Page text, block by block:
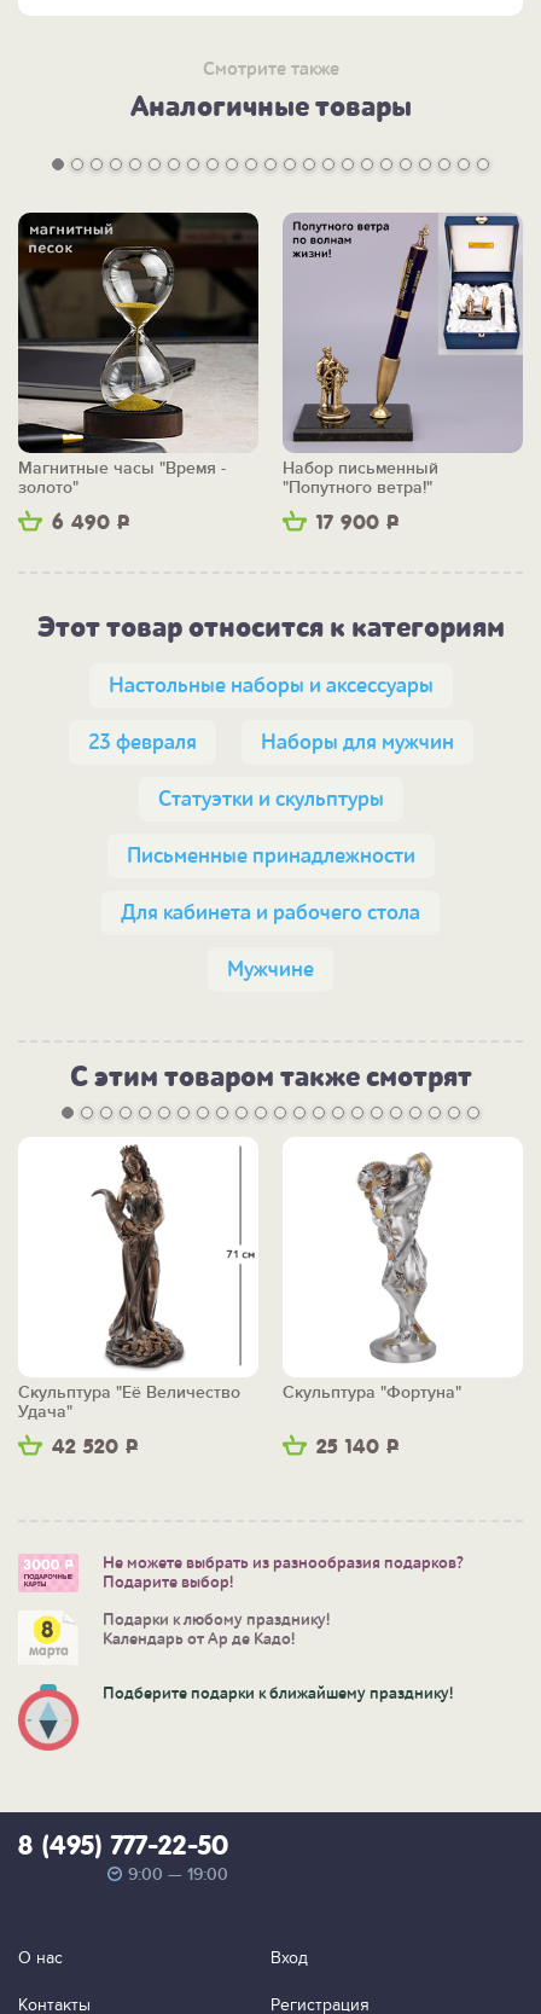
Смотрите также
Аналогичные товары
6 490 Р
Магнитные часы "Время -
золото"
17 900 Р
Набор письменный
"Попутного ветра!"
Этот товар относится к категориям
Настольные наборы и аксессуары
23 февраля Наборы для мужчин
Статуэтки и скульптуры
Письменные принадлежности
Для кабинета и рабочего стола
Мужчине
С этим товаром также смотрят
42 520 Р
Скульптура "Её Величество
Удача"
25 140 Р
Скульптура "Фортуна"
Не можете выбрать из разнообразия подарков?
Подарите выбор!
Подарки к любому празднику!
Календарь от Ар де Кадо!
Подберите подарки к ближайшему празднику!
8 (495) 777-22-50
9:00 — 19:00
О нас
Контакты
Вход
Регистрация